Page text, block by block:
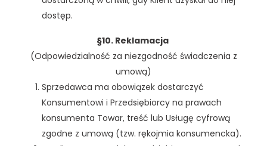
dostęp.
§10. Reklamacja
(Odpowiedzialność za niezgodność świadczenia z
umową)
Sprzedawca ma obowiązek dostarczyć
Konsumentowi i Przedsiębiorcy na prawach
konsumenta Towar, treść lub Usługę cyfrową
zgodne z umową (tzw. rękojmia konsumencka).